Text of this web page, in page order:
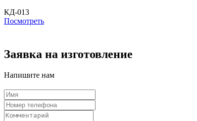
КД-013
Посмотреть
Заявка на изготовление
Напишите нам